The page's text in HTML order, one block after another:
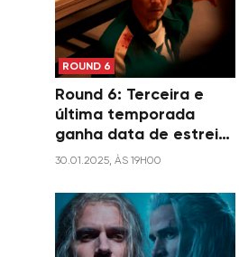
ROUND 6
Round 6: Terceira e
última temporada
ganha data de estreia
na Netflix
30.01.2025, ÀS 19H00